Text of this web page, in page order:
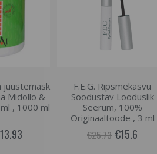
juustemask
Midollo &
, 1000 ml
F.E.G. Ripsmekasvu
Soodustav Looduslik
Seerum, 100%
Originaaltoode , 3 ml
€25.73 €15.6